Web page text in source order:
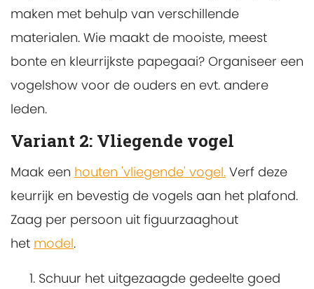
maken met behulp van verschillende
materialen. Wie maakt de mooiste, meest
bonte en kleurrijkste papegaai? Organiseer een
vogelshow voor de ouders en evt. andere
leden.
Variant 2: Vliegende vogel
Maak een houten 'vliegende' vogel. Verf deze
keurrijk en bevestig de vogels aan het plafond.
Zaag per persoon uit figuurzaaghout
het model.
Schuur het uitgezaagde gedeelte goed